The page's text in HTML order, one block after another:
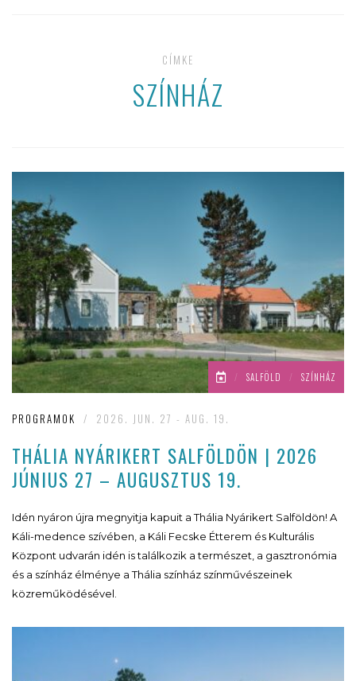
CÍMKE
SZÍNHÁZ
/ SALFÖLD / SZÍNHÁZ
PROGRAMOK / 2026. JUN. 27 - AUG. 19.
THÁLIA NYÁRIKERT SALFÖLDÖN | 2026
JÚNIUS 27 – AUGUSZTUS 19.
Idén nyáron újra megnyitja kapuit a Thália Nyárikert Salföldön! A
Káli-medence szívében, a Káli Fecske Étterem és Kulturális
Központ udvarán idén is találkozik a természet, a gasztronómia
és a színház élménye a Thália színház színművészeinek
közreműködésével.